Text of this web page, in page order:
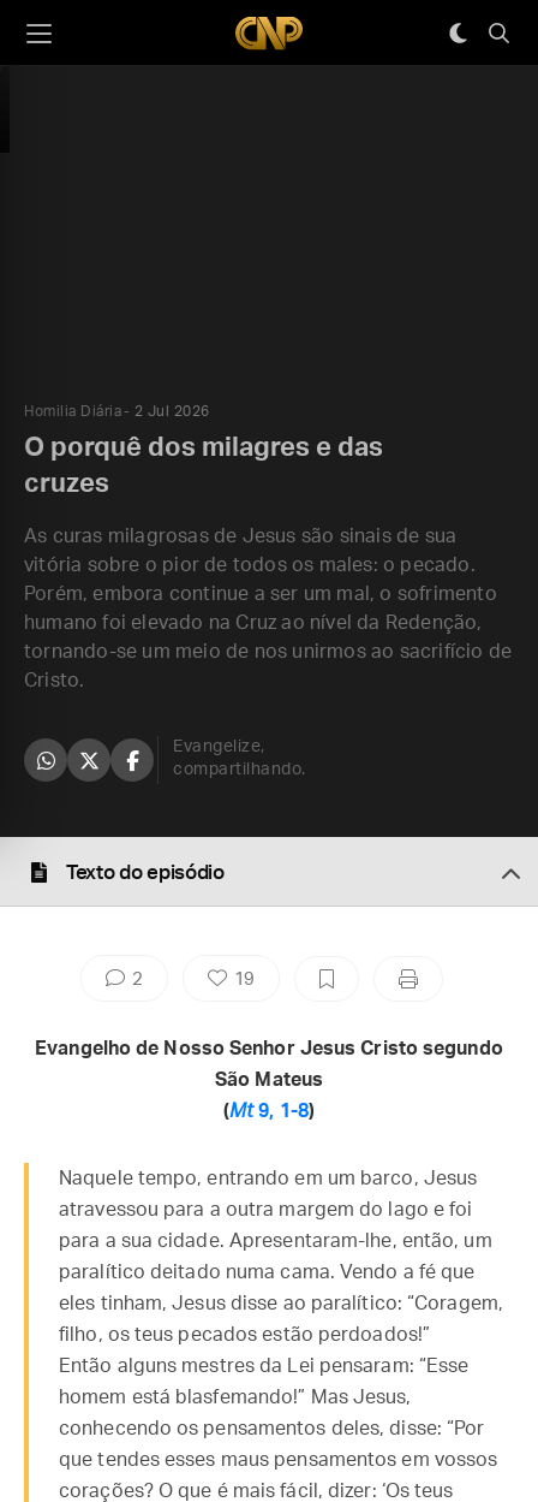
Homilia Diária 2 Jul 2026
O porquê dos milagres e das
cruzes
As curas milagrosas de Jesus são sinais de sua
vitória sobre o pior de todos os males: o pecado.
Porém, embora continue a ser um mal, o sofrimento
humano foi elevado na Cruz ao nível da Redenção,
tornando-se um meio de nos unirmos ao sacrifício de
Cristo.
Evangelize,
compartilhando.
Texto do episódio
2 19
Evangelho de Nosso Senhor Jesus Cristo segundo
São Mateus
(Mt 9, 1-8)
Naquele tempo, entrando em um barco, Jesus
atravessou para a outra margem do lago e foi
para a sua cidade. Apresentaram-lhe, então, um
paralítico deitado numa cama. Vendo a fé que
eles tinham, Jesus disse ao paralítico: “Coragem,
filho, os teus pecados estão perdoados!”
Então alguns mestres da Lei pensaram: “Esse
homem está blasfemando!” Mas Jesus,
conhecendo os pensamentos deles, disse: “Por
que tendes esses maus pensamentos em vossos
corações? O que é mais fácil, dizer: ‘Os teus